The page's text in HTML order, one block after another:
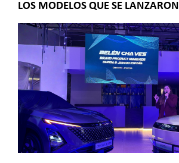
LOS MODELOS QUE SE LANZARON